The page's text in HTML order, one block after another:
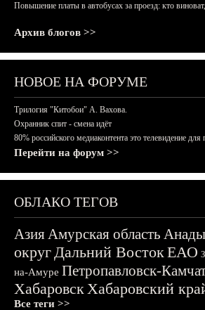
Повышение платы в автобусах за проезд: кто
Архив блогов >>
НОВОЕ НА ФОРУМЕ
Трилогия "Китобои" А. Вахова.
Охранник спит - смена идёт
80% российского медиаконтента это телевидение
Перейти на форум >>
ОБЛАКО ТЕГОВ
АзияАмурская область
округДальний ВостокЕАО
на-Амуре Петропавловск-
ХабаровскХабаровский
Все теги >>